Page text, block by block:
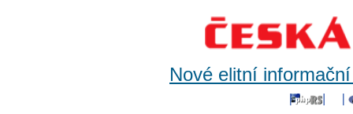
Nové elitní